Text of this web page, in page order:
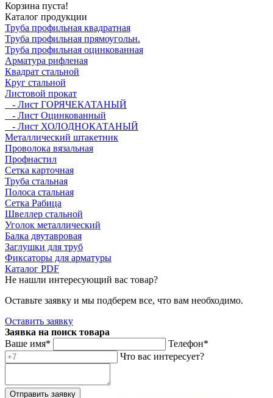
Корзина пуста!
Каталог продукции
Труба профильная квадратная
Труба профильная прямоугольн.
Труба профильная оцинкованная
Арматура рифленая
Квадрат стальной
Круг стальной
Листовой прокат
- Лист ГОРЯЧЕКАТАНЫЙ
- Лист Оцинкованный
- Лист ХОЛОДНОКАТАНЫЙ
Металлический штакетник
Проволока вязальная
Профнастил
Сетка карточная
Труба стальная
Полоса стальная
Сетка Рабица
Швеллер стальной
Уголок металлический
Балка двутавровая
Заглушки для труб
Фиксаторы для арматуры
Каталог PDF
Не нашли интересующий вас товар?
Оставьте заявку и мы подберем все, что вам необходимо.
Оставить заявку
Заявка на поиск товара
Ваше имя*
Телефон*
Что вас интересует?